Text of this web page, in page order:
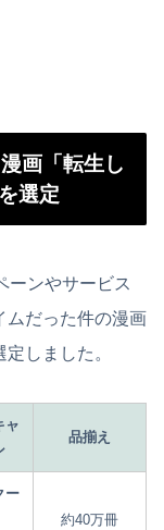
画「転生し
選定
ーンやサービス
ムだった件の漫画
しました。
ャ
品揃え
ー
約40万冊